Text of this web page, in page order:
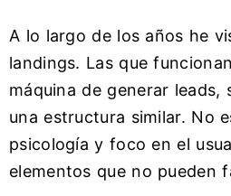
A lo largo de los años he
landings. Las que
máquina de generar leads,
una estructura similar. No
psicología y foco en el
elementos que no pueden